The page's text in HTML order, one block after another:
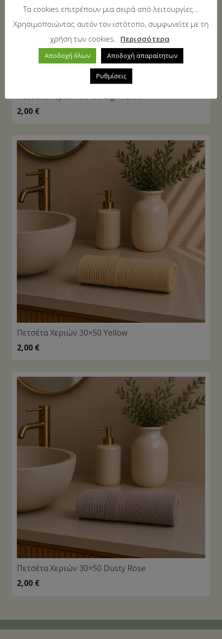
Πετσέτα Χεριών 30×50 Light Lilac
2,00 €
Πετσέτα Χεριών 30×50 Yellow
2,00 €
Πετσέτα Χεριών 30×50 Dusty Rose
2,00 €
Τα cookies επιτρέπουν μια σειρά από λειτουργίες...
Χρησιμοποιώντας αυτόν τον ιστότοπο, συμφωνείτε με τη
χρήση των cookies.
Περισσότερα
Αποδοχή όλων Αποδοχή απαραίτητων
Ρυθμίσεις